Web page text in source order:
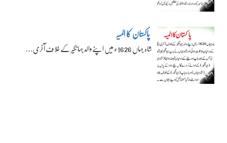
پاکستان کا المیہ
شاہ جہاں 1626ء میں اپنے والد جہانگیر کے خلاف آخری…